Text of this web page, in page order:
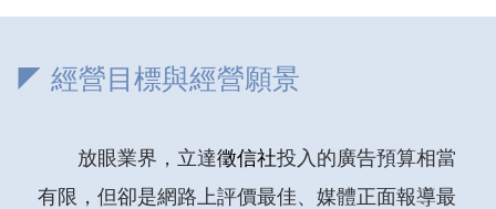
◤ 經營目標與經營願景
放眼業界，立達徵信社投入的廣告預算相當
有限，但卻是網路上評價最佳、媒體正面報導最